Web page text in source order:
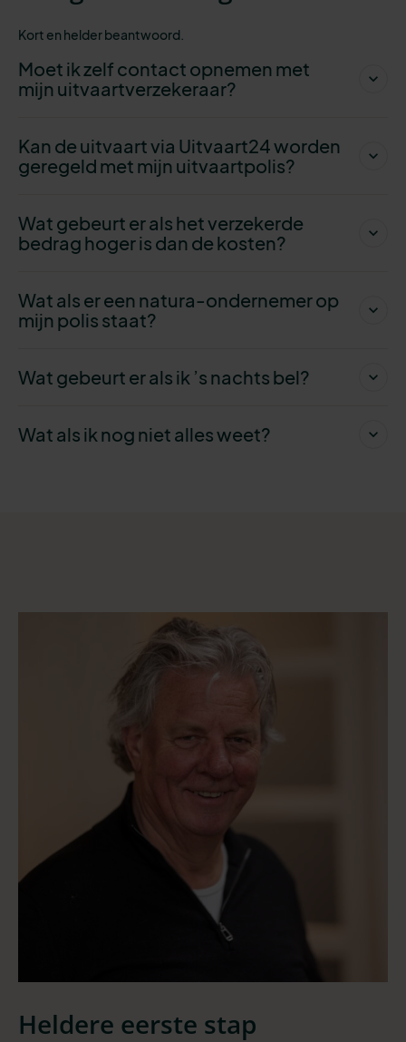
Kort en helder beantwoord.
Moet ik zelf contact opnemen met
mijn uitvaartverzekeraar?
Kan de uitvaart via Uitvaart24 worden
geregeld met mijn uitvaartpolis?
Wat gebeurt er als het verzekerde
bedrag hoger is dan de kosten?
Wat als er een natura-ondernemer op
mijn polis staat?
Wat gebeurt er als ik ’s nachts bel?
Wat als ik nog niet alles weet?
Heldere eerste stap